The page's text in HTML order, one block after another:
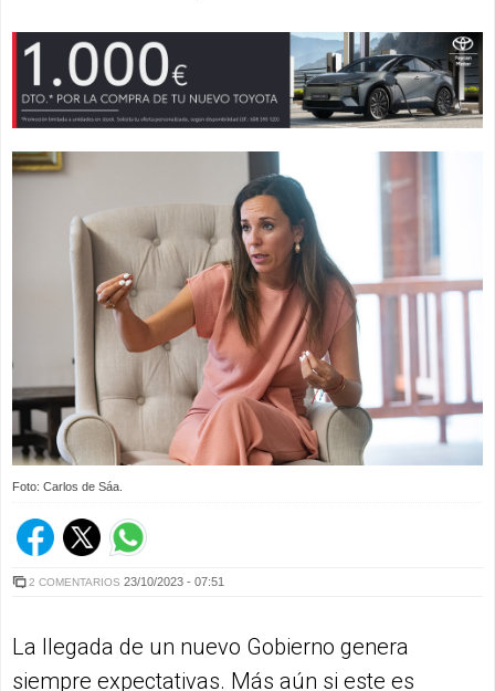
Foto: Carlos de Sáa.
2 COMENTARIOS 23/10/2023 - 07:51
La llegada de un nuevo Gobierno genera
siempre expectativas. Más aún si este es